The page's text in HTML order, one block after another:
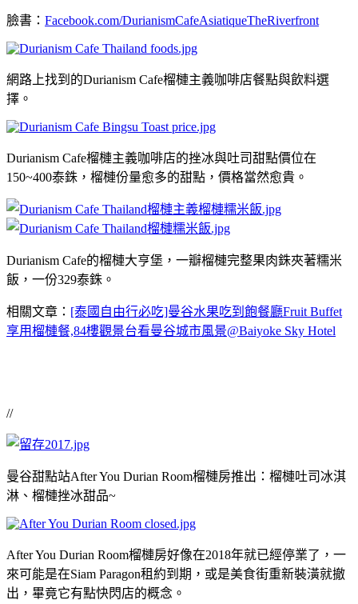
臉書： Facebook.com/DurianismCafeAsiatiqueTheRiverfront
網路上找到的Durianism Cafe榴槤主義咖啡店餐點與飲料選
擇。
Durianism Cafe榴槤主義咖啡店的挫冰與吐司甜點價位在
150~400泰銖，榴槤份量愈多的甜點，價格當然愈貴。
Durianism Cafe的榴槤大亨堡，一瓣榴槤完整果肉銖夾著糯米
飯，一份329泰銖。
相關文章： [泰國自由行必吃]曼谷水果吃到飽餐廳Fruit Buffet
享用榴槤餐,84樓觀景台看曼谷城市風景@Baiyoke Sky Hotel
//
曼谷甜點站After You Durian Room榴槤房推出：榴槤吐司冰淇
淋、榴槤挫冰甜品~
After You Durian Room榴槤房好像在2018年就已經停業了，一
來可能是在Siam Paragon租約到期，或是美食街重新裝潢就撤
出，畢竟它有點快閃店的概念。